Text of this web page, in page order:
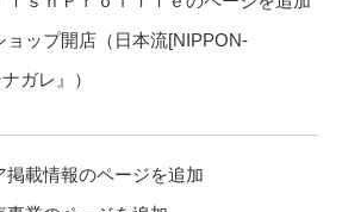
ップ開店（日本流[NIPPON-
ガレ』）
載情報のページを追加